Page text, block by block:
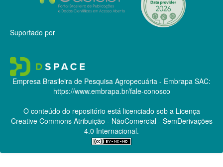
Suportado por
Empresa Brasileira de Pesquisa Agropecuária - Embrapa SAC:
https://www.embrapa.br/fale-conosco
O conteúdo do repositório está licenciado sob a Licença
Creative CommonsAtribuição - NãoComercial - SemDerivações
4.0 Internacional.